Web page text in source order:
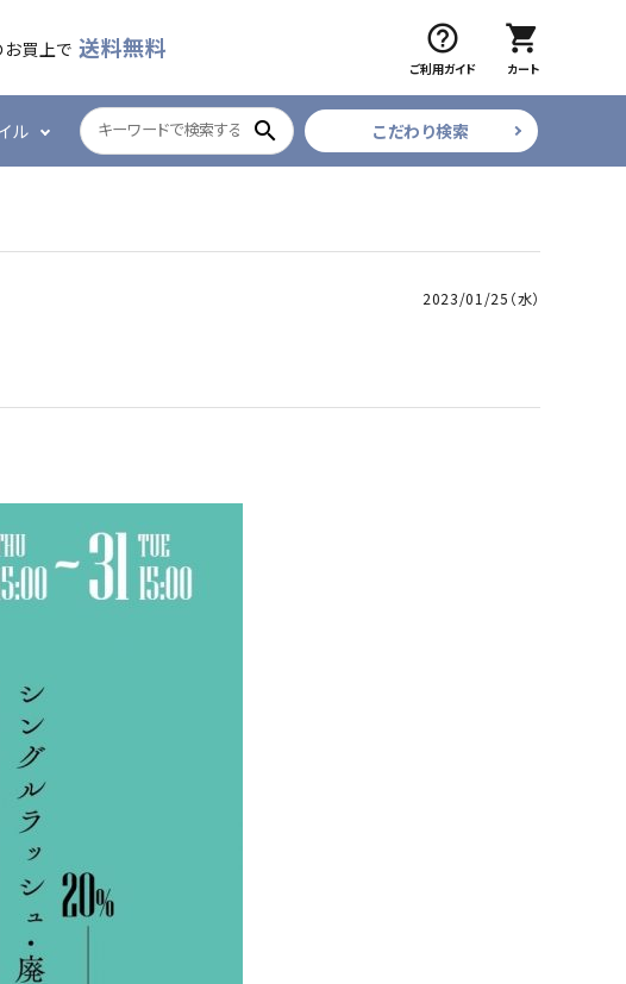
買上で 送料無料 help_outline
ご利用ガイド
shopping_cart
カート
ル search こだわり検索
2023/01/25（水）